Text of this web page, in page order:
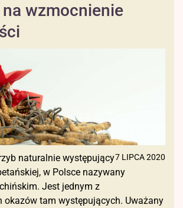
na wzmocnienie
7 LIPCA 2020
naturalnie występujący
w Polsce nazywany
Jest jednym z
okazów tam występujących. Uważany